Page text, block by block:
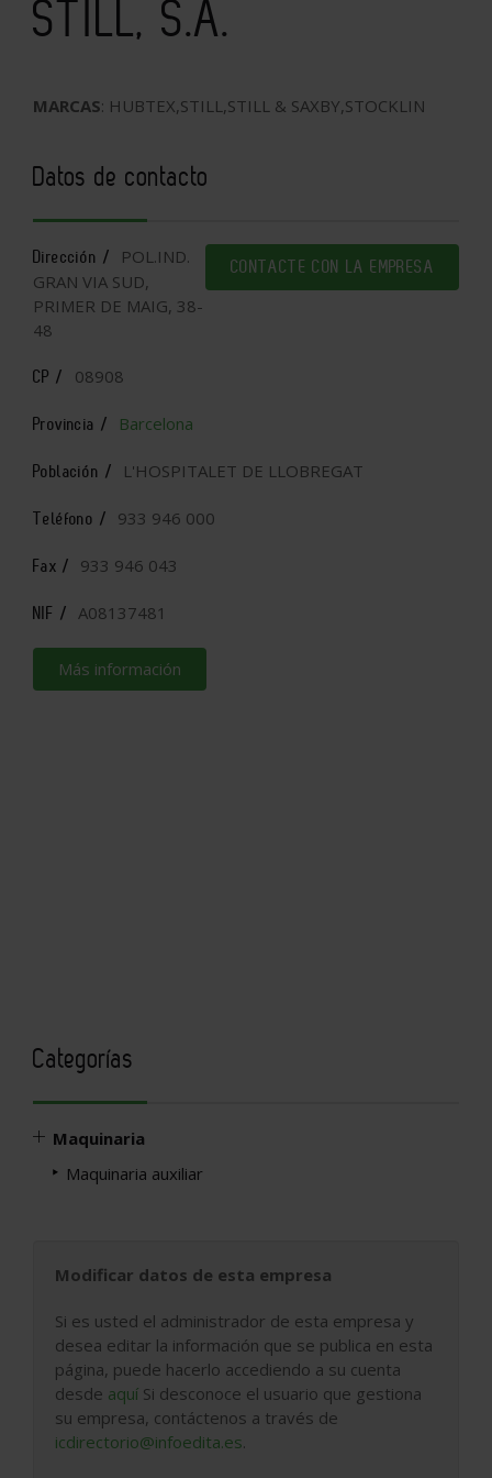
STILL, S.A.
MARCAS: HUBTEX,STILL,STILL & SAXBY,STOCKLIN
Datos de contacto
CONTACTE CON LA EMPRESA
Dirección /
POL.IND.
GRAN VIA SUD,
PRIMER DE MAIG, 38-
48
CP / 08908
Provincia / Barcelona
Población / L'HOSPITALET DE LLOBREGAT
Teléfono / 933 946 000
Fax / 933 946 043
NIF / A08137481
Más información
Categorías
Maquinaria
Maquinaria auxiliar
Modificar datos de esta empresa
Si es usted el administrador de esta empresa y
desea editar la información que se publica en esta
página, puede hacerlo accediendo a su cuenta
desde aquí Si desconoce el usuario que gestiona
su empresa, contáctenos a través de
icdirectorio@infoedita.es.